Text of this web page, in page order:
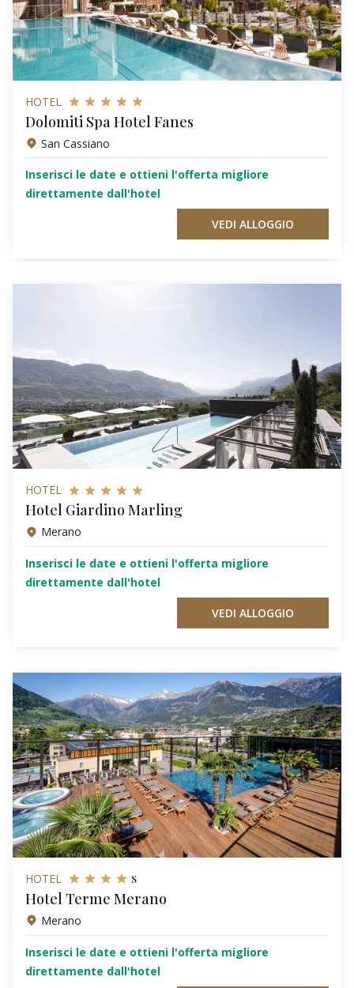
HOTEL
Dolomiti Spa Hotel Fanes
San Cassiano
Inserisci le date e ottieni l'offerta migliore
direttamente dall'hotel
VEDI ALLOGGIO
HOTEL
Hotel Giardino Marling
Merano
Inserisci le date e ottieni l'offerta migliore
direttamente dall'hotel
VEDI ALLOGGIO
HOTEL s
Hotel Terme Merano
Merano
Inserisci le date e ottieni l'offerta migliore
direttamente dall'hotel